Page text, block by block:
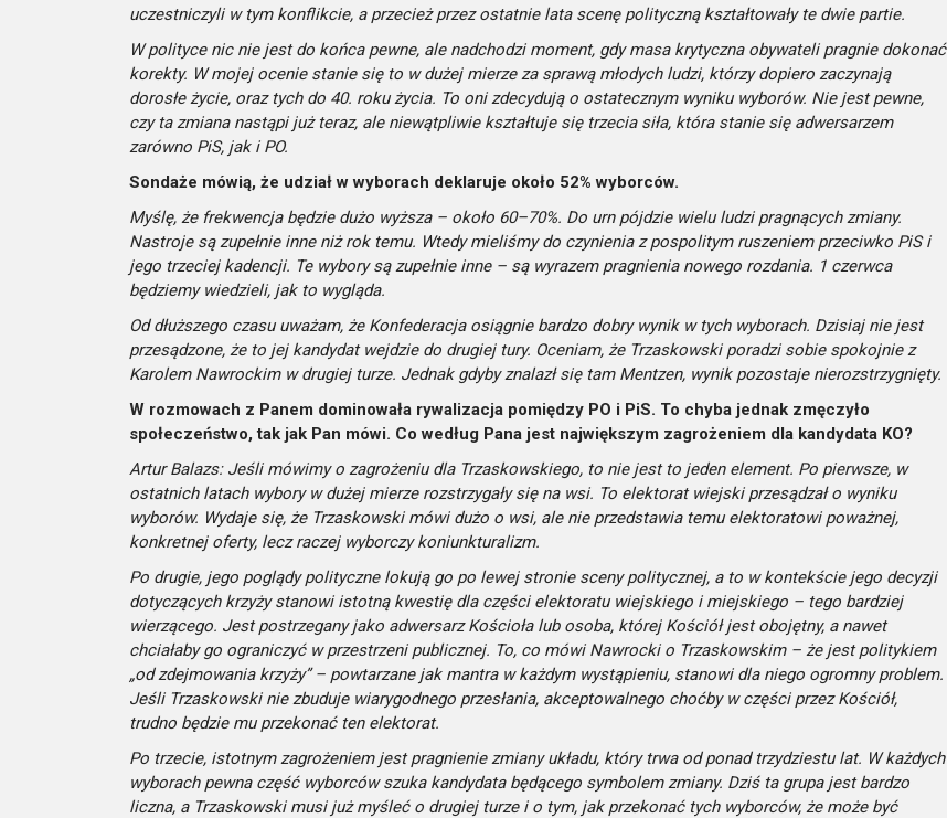
uczestniczyli w tym konflikcie, a przecież przez ostatnie lata scenę polityczną kształtowały te dwie partie.
W polityce nic nie jest do końca pewne, ale nadchodzi moment, gdy masa krytyczna obywateli pragnie dokonać
korekty. W mojej ocenie stanie się to w dużej mierze za sprawą młodych ludzi, którzy dopiero zaczynają
dorosłe życie, oraz tych do 40. roku życia. To oni zdecydują o ostatecznym wyniku wyborów. Nie jest pewne,
czy ta zmiana nastąpi już teraz, ale niewątpliwie kształtuje się trzecia siła, która stanie się adwersarzem
zarówno PiS, jak i PO.
Sondaże mówią, że udział w wyborach deklaruje około 52% wyborców.
Myślę, że frekwencja będzie dużo wyższa – około 60–70%. Do urn pójdzie wielu ludzi pragnących zmiany.
Nastroje są zupełnie inne niż rok temu. Wtedy mieliśmy do czynienia z pospolitym ruszeniem przeciwko PiS i
jego trzeciej kadencji. Te wybory są zupełnie inne – są wyrazem pragnienia nowego rozdania. 1 czerwca
będziemy wiedzieli, jak to wygląda.
Od dłuższego czasu uważam, że Konfederacja osiągnie bardzo dobry wynik w tych wyborach. Dzisiaj nie jest
przesądzone, że to jej kandydat wejdzie do drugiej tury. Oceniam, że Trzaskowski poradzi sobie spokojnie z
Karolem Nawrockim w drugiej turze. Jednak gdyby znalazł się tam Mentzen, wynik pozostaje nierozstrzygnięty.
W rozmowach z Panem dominowała rywalizacja pomiędzy PO i PiS. To chyba jednak zmęczyło
społeczeństwo, tak jak Pan mówi. Co według Pana jest największym zagrożeniem dla kandydata KO?
Artur Balazs: Jeśli mówimy o zagrożeniu dla Trzaskowskiego, to nie jest to jeden element. Po pierwsze, w
ostatnich latach wybory w dużej mierze rozstrzygały się na wsi. To elektorat wiejski przesądzał o wyniku
wyborów. Wydaje się, że Trzaskowski mówi dużo o wsi, ale nie przedstawia temu elektoratowi poważnej,
konkretnej oferty, lecz raczej wyborczy koniunkturalizm.
Po drugie, jego poglądy polityczne lokują go po lewej stronie sceny politycznej, a to w kontekście jego decyzji
dotyczących krzyży stanowi istotną kwestię dla części elektoratu wiejskiego i miejskiego – tego bardziej
wierzącego. Jest postrzegany jako adwersarz Kościoła lub osoba, której Kościół jest obojętny, a nawet
chciałaby go ograniczyć w przestrzeni publicznej. To, co mówi Nawrocki o Trzaskowskim – że jest politykiem
„od zdejmowania krzyży” – powtarzane jak mantra w każdym wystąpieniu, stanowi dla niego ogromny problem.
Jeśli Trzaskowski nie zbuduje wiarygodnego przesłania, akceptowalnego choćby w części przez Kościół,
trudno będzie mu przekonać ten elektorat.
Po trzecie, istotnym zagrożeniem jest pragnienie zmiany układu, który trwa od ponad trzydziestu lat. W każdych
wyborach pewna część wyborców szuka kandydata będącego symbolem zmiany. Dziś ta grupa jest bardzo
liczna, a Trzaskowski musi już myśleć o drugiej turze i o tym, jak przekonać tych wyborców, że może być